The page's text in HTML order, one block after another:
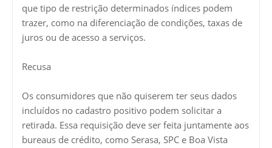
que tipo de restrição determinados índices podem
trazer, como na diferenciação de condições, taxas de
juros ou de acesso a serviços.
Recusa
Os consumidores que não quiserem ter seus dados
incluídos no cadastro positivo podem solicitar a
retirada. Essa requisição deve ser feita juntamente aos
bureaus de crédito, como Serasa, SPC e Boa Vista